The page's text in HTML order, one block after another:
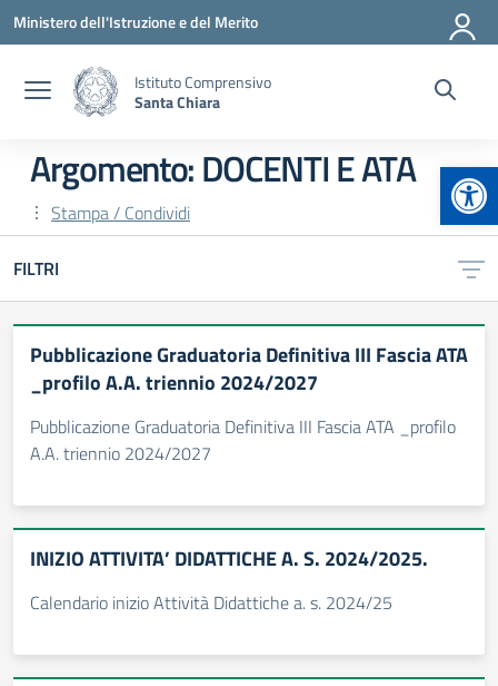
Vai ai contenuti
Vai al menu di navigazione
Vai al footer
Ministero dell'Istruzione e del Merito
Istituto Comprensivo
Santa Chiara
Argomento: DOCENTI E ATA
Stampa / Condividi
FILTRI
Pubblicazione Graduatoria Definitiva III Fascia ATA
_profilo A.A. triennio 2024/2027
Pubblicazione Graduatoria Definitiva III Fascia ATA _profilo
A.A. triennio 2024/2027
INIZIO ATTIVITA’ DIDATTICHE A. S. 2024/2025.
Calendario inizio Attività Didattiche a. s. 2024/25